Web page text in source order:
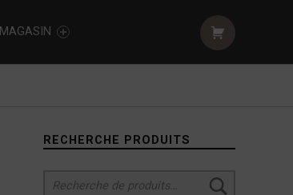
MAGASIN
Sidebar
RECHERCHE PRODUITS